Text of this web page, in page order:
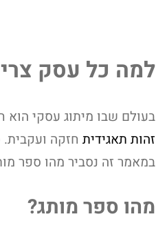
למה כל עסק
בעולם שבו מיתוג עסקי
זהות תאגידית
במאמר זה נסביר מהו ספר
מהו ספר מותג?